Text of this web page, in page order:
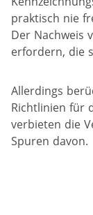
praktisch nie
Der Nachweis
erfordern, die
Allerdings
Richtlinien für
verbieten die
Spuren davon.